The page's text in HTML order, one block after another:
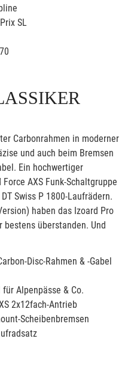
SL
Carbonrahmen in moderner
und auch beim Bremsen
Ein hochwertiger
AXS Funk-Schaltgruppe
Swiss P 1800-Laufrädern.
haben das Izoard Pro
bestens überstanden. Und
Disc-Rahmen & -Gabel
Alpenpässe & Co.
2x12fach-Antrieb
Scheibenbremsen